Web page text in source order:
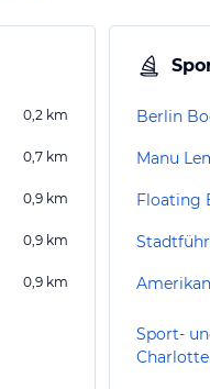
0,2 km
0,7 km
0,9 km
0,9 km
0,9 km
Berlin
Floating
Sport-